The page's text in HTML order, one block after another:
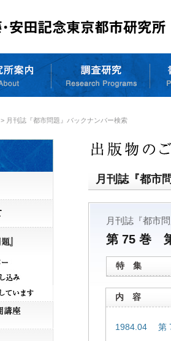
> 月刊誌『都市問題』バックナンバー検索
月刊誌『都市
月刊誌『都市
第 75 巻
特 集
内 容
1984.04 第